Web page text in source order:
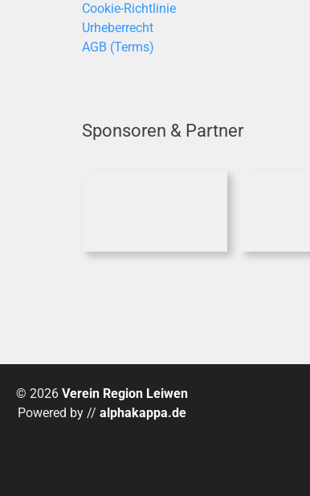
Cookie-Richtlinie
Urheberrecht
AGB (Terms)
Sponsoren & Partner
© 2026 Verein Region Leiwen
Powered by // alphakappa.de